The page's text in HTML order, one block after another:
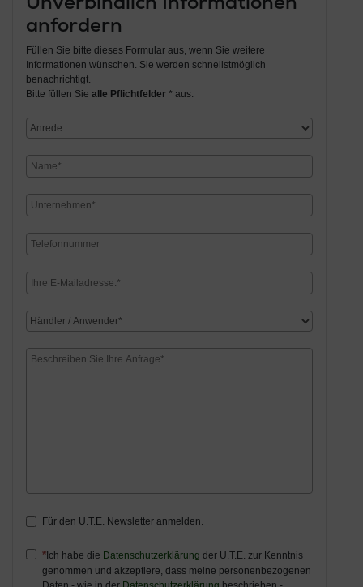
anfordern
Füllen Sie bitte dieses Formular aus, wenn Sie weitere
Informationen wünschen. Sie werden schnellstmöglich
benachrichtigt.
Bitte füllen Sie alle Pflichtfelder * aus.
Für den U.T.E. Newsletter anmelden.
Ich habe die Datenschutzerklärung der U.T.E. zur Kenntnis
genommen und akzeptiere, dass meine personenbezogenen